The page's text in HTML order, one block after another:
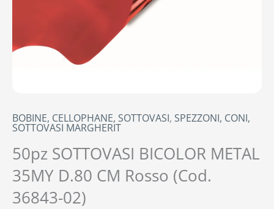
BOBINE, CELLOPHANE, SOTTOVASI, SPEZZONI, CONI,
SOTTOVASI MARGHERIT
50pz SOTTOVASI BICOLOR METAL
35MY D.80 CM Rosso (Cod.
36843-02)